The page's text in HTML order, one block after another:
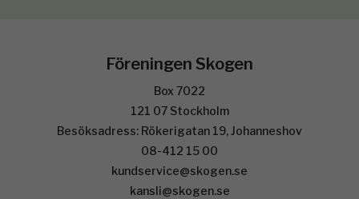
Föreningen Skogen
Box 7022
121 07 Stockholm
Besöksadress: Rökerigatan 19, Johanneshov
08-412 15 00
kundservice@skogen.se
kansli@skogen.se